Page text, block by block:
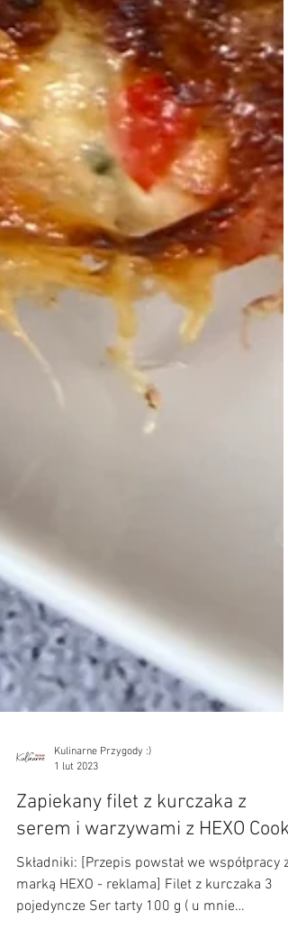
Kulinarne Przygody :)
1 lut 2023
Zapiekany filet z kurczaka z
serem i warzywami z HEXO Cooka
Składniki: [Przepis powstał we współpracy z